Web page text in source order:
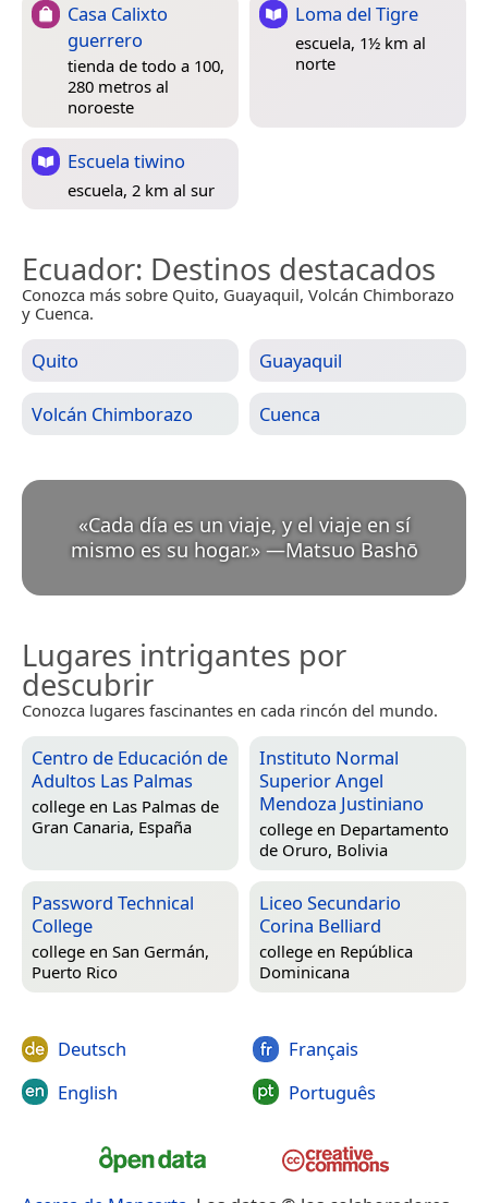
Casa Calixto
guerrero
tienda de todo a 100,
280 metros al
noroeste
Loma del Tigre
escuela, 1½ km al
norte
Escuela tiwino
escuela, 2 km al sur
Ecuador: Destinos destacados
Conozca más sobre Quito, Guayaquil, Volcán Chimborazo
y Cuenca.
Quito Guayaquil
Volcán Chimborazo Cuenca
«Cada día es un viaje, y el viaje en sí
mismo es su hogar.» —Matsuo Bashō
Lugares intrigantes por
descubrir
Conozca lugares fascinantes en cada rincón del mundo.
Centro de Educación de
Adultos Las Palmas
college en Las Palmas de
Gran Canaria, España
Instituto Normal
Superior Angel
Mendoza Justiniano
college en Departamento
de Oruro, Bolivia
Password Technical
College
college en San Germán,
Puerto Rico
Liceo Secundario
Corina Belliard
college en República
Dominicana
Deutsch
English
Français
Português